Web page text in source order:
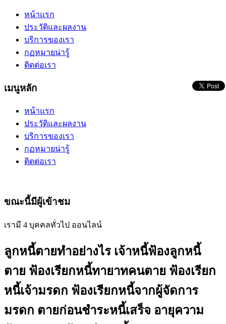
หน้าแรก
ประวัติและผลงาน
บริการของเรา
กฏหมายน่ารู้
ติดต่อเรา
เมนูหลัก
หน้าแรก
ประวัติและผลงาน
บริการของเรา
กฏหมายน่ารู้
ติดต่อเรา
ขณะนี้มีผู้เข้าชม
เรามี 4 บุคคลทั่วไป ออนไลน์
ลูกหนี้ตายทำอย่างไร เจ้าหนี้ฟ้องลูกหนี้
ตาย ฟ้องเรียกหนี้ทายาทคนตาย ฟ้องเรียก
หนี้เจ้ามรดก ฟ้องเรียกหนี้จากผู้จัดการ
มรดก ตายก่อนชำระหนี้เสร็จ อายุความ